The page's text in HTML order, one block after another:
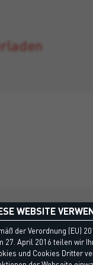
WEBSITE
der Verordnung (EU)
27. April 2016 teilen wir
und Cookies Dritter